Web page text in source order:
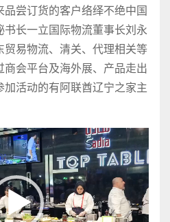
尝订货的客户络绎不绝中国
长一立国际物流董事长刘永
易物流、清关、代理相关等
会平台及海外展、产品走出
活动的有阿联酋辽宁之家主